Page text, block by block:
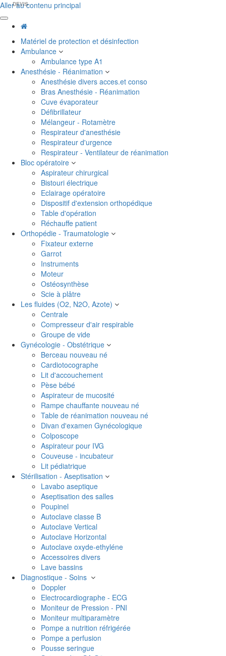
Aller au contenu principal
Matériel de protection et désinfection
Ambulance
Ambulance type A1
Anesthésie - Réanimation
Anesthésie divers acces.et conso
Bras Anesthésie - Réanimation
Cuve évaporateur
Défibrillateur
Mélangeur - Rotamètre
Respirateur d'anesthésie
Respirateur d'urgence
Respirateur - Ventilateur de réanimation
Bloc opératoire
Aspirateur chirurgical
Bistouri électrique
Eclairage opératoire
Dispositif d'extension orthopédique
Table d'opération
Réchauffe patient
Orthopédie - Traumatologie
Fixateur externe
Garrot
Instruments
Moteur
Ostéosynthèse
Scie à plâtre
Les fluides (O2, N2O, Azote)
Centrale
Compresseur d'air respirable
Groupe de vide
Gynécologie - Obstétrique
Berceau nouveau né
Cardiotocographe
Lit d'accouchement
Pèse bébé
Aspirateur de mucosité
Rampe chauffante nouveau né
Table de réanimation nouveau né
Divan d'examen Gynécologique
Colposcope
Aspirateur pour IVG
Couveuse - incubateur
Lit pédiatrique
Stérilisation - Aseptisation
Lavabo aseptique
Aseptisation des salles
Poupinel
Autoclave classe B
Autoclave Vertical
Autoclave Horizontal
Autoclave oxyde-ethyléne
Accessoires divers
Lave bassins
Diagnostique - Soins
Doppler
Electrocardiographe - ECG
Moniteur de Pression - PNI
Moniteur multiparamètre
Pompe a nutrition réfrigérée
Pompe a perfusion
Pousse seringue
DEVIS